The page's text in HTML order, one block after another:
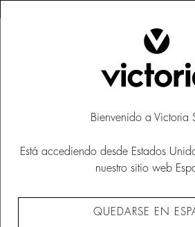
Novedades
Bienvenido a Victoria
Está accediendo desde Estados
nuestro sitio web
QUEDARSE EN